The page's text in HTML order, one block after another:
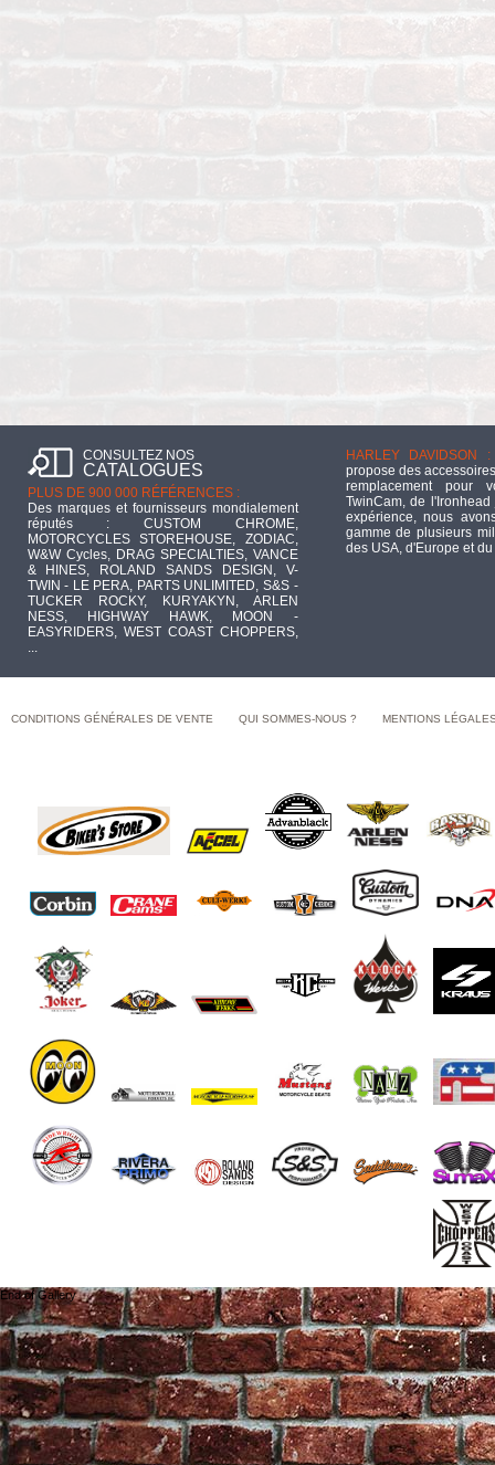
CONSULTEZ NOS
CATALOGUES
PLUS DE 900 000 RÉFÉRENCES :
Des marques et fournisseurs mondialement
réputés : CUSTOM CHROME,
MOTORCYCLES STOREHOUSE, ZODIAC,
W&W Cycles, DRAG SPECIALTIES, VANCE
& HINES, ROLAND SANDS DESIGN, V-
TWIN - LE PERA, PARTS UNLIMITED, S&S -
TUCKER ROCKY, KURYAKYN, ARLEN
NESS, HIGHWAY HAWK, MOON -
EASYRIDERS, WEST COAST CHOPPERS,
...
HARLEY DAVIDSON :
propose des
remplacement pour
TwinCam, de
expérience, nous
gamme de plusieurs
des USA, d'Europe et
CONDITIONS GÉNÉRALES DE VENTE QUI SOMMES-NOUS ? MENTIONS
End of Gallery